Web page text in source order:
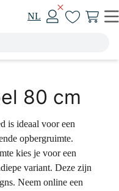
NL
80 cm
is ideaal voor een
opbergruimte.
kies je voor een
variant. Deze zijn
Neem online een